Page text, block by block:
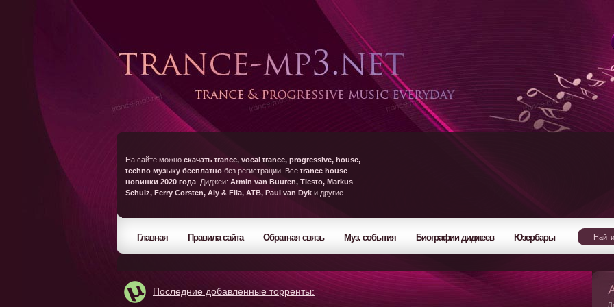
На сайте можно скачать trance, vocal trance, progressive, house,
techno музыку бесплатно без регистрации. Все trance house
новинки 2020 года . Диджеи: Armin van Buuren, Tiesto, Markus
Schulz, Ferry Corsten, Aly & Fila, ATB, Paul van Dyk и другие.
Главная Правила сайта Обратная связь Муз. события Биографии диджеев Юзербары
Последние добавленные торренты: